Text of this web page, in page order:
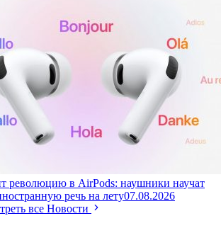
революцию в AirPods: наушники научат
речь на лету07.08.2026
все Новости